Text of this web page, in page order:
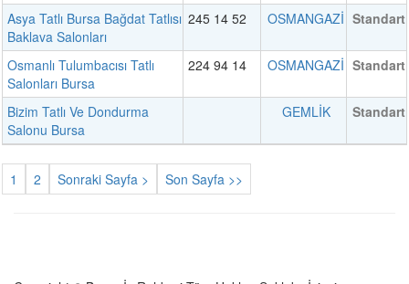
Asya Tatlı Bursa Bağdat Tatlısı
Baklava Salonları
245 14 52 OSMANGAZİ Standart
Osmanlı Tulumbacısı Tatlı
Salonları Bursa
224 94 14 OSMANGAZİ Standart
Bizim Tatlı Ve Dondurma
Salonu Bursa
GEMLİK Standart
1 2 Sonraki Sayfa > Son Sayfa >>